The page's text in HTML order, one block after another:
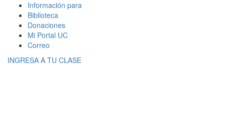
Información para
Biblioteca
Donaciones
Mi Portal UC
Correo
INGRESA A TU CLASE